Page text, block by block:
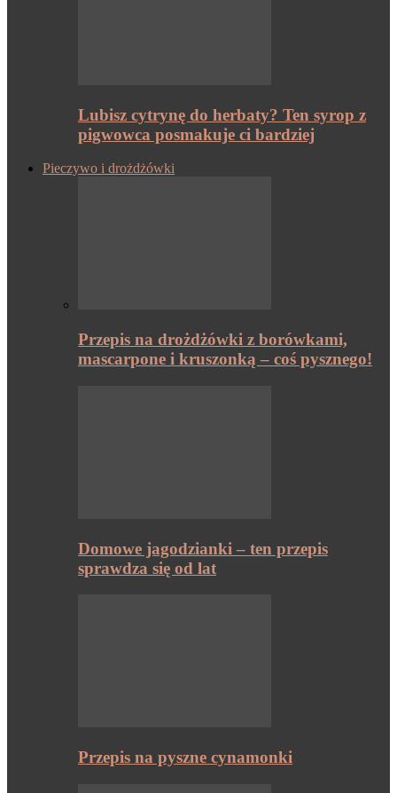
Lubisz cytrynę do herbaty? Ten syrop z
pigwowca posmakuje ci bardziej
Pieczywo i drożdżówki
Przepis na drożdżówki z borówkami,
mascarpone i kruszonką – coś pysznego!
Domowe jagodzianki – ten przepis
sprawdza się od lat
Przepis na pyszne cynamonki